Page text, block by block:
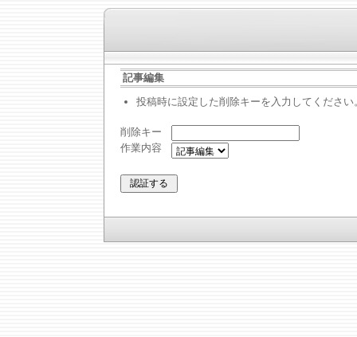
記事編集
投稿時に設定した削除キーを入力してください
削除キー
作業内容